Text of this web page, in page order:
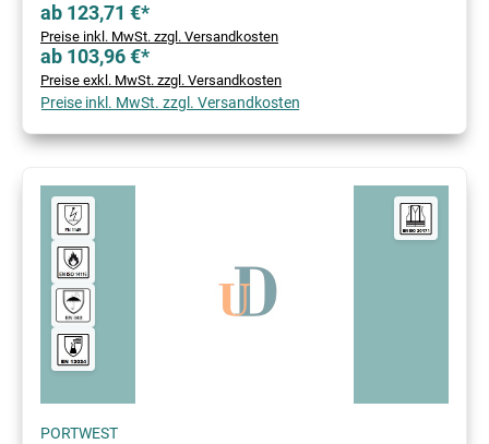
ab 123,71 €*
Preise inkl. MwSt. zzgl. Versandkosten
ab 103,96 €*
Preise exkl. MwSt. zzgl. Versandkosten
Preise inkl. MwSt. zzgl. Versandkosten
PORTWEST